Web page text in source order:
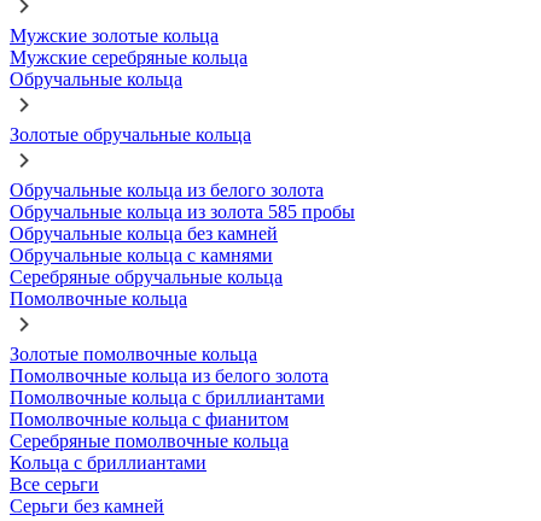
Мужские золотые кольца
Мужские серебряные кольца
Обручальные кольца
Золотые обручальные кольца
Обручальные кольца из белого золота
Обручальные кольца из золота 585 пробы
Обручальные кольца без камней
Обручальные кольца с камнями
Серебряные обручальные кольца
Помолвочные кольца
Золотые помолвочные кольца
Помолвочные кольца из белого золота
Помолвочные кольца с бриллиантами
Помолвочные кольца с фианитом
Серебряные помолвочные кольца
Кольца с бриллиантами
Все серьги
Серьги без камней